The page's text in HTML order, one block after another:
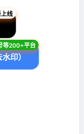
水印）